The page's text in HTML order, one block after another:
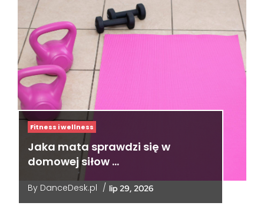
Fitness i wellness
Jaka mata sprawdzi się w
domowej siłow …
By DanceDesk.pl / lip 29, 2026